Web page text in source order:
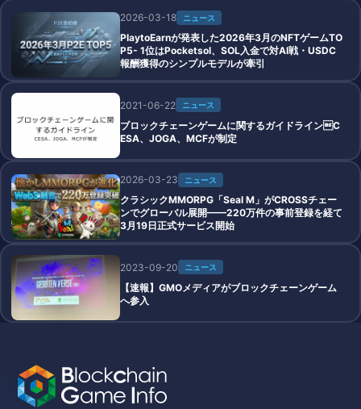
2026-03-18 ニュース
PlaytoEarnが発表した2026年3月のNFTゲームTO
P5- 1位はPocketsol、SOL入金で対AI戦・USDC
報酬獲得のシンプルモデルが牽引
2021-06-22 ニュース
ブロックチェーンゲームに関するガイドラインC
ESA、JOGA、MCFが制定
2026-03-23 ニュース
クラシックMMORPG「Seal M」がCROSSチェー
ンでグローバル展開——220万件の事前登録を経て
3月19日正式サービス開始
2023-09-20 ニュース
【速報】GMOメディアがブロックチェーンゲーム
へ参入